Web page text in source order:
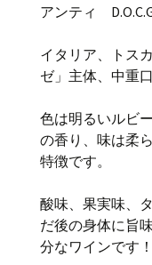
アンティ
イタリア、トス
ゼ」主体、中重
色は明るいルビ
の香り、味は柔
特徴です。
酸味、果実味、
だ後の身体に旨
分なワインです！